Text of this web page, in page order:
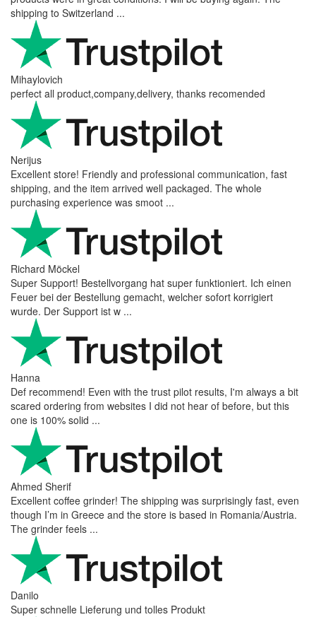
shipping to Switzerland ...
Mihaylovich
perfect all product,company,delivery, thanks recomended
Nerijus
Excellent store! Friendly and professional communication, fast
shipping, and the item arrived well packaged. The whole
purchasing experience was smoot ...
Richard Möckel
Super Support! Bestellvorgang hat super funktioniert. Ich einen
Feuer bei der Bestellung gemacht, welcher sofort korrigiert
wurde. Der Support ist w ...
Hanna
Def recommend! Even with the trust pilot results, I'm always a bit
scared ordering from websites I did not hear of before, but this
one is 100% solid ...
Ahmed Sherif
Excellent coffee grinder! The shipping was surprisingly fast, even
though I’m in Greece and the store is based in Romania/Austria.
The grinder feels ...
Danilo
Super schnelle Lieferung und tolles Produkt